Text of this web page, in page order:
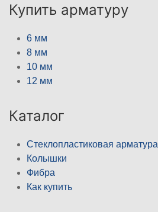
Купить арматуру
6 мм
8 мм
10 мм
12 мм
Каталог
Стеклопластиковая арматура
Колышки
Фибра
Как купить